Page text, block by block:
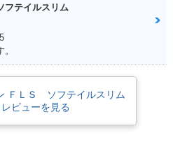
テイルスリム
ＦＬＳ ソフテイルスリム
ビューを見る